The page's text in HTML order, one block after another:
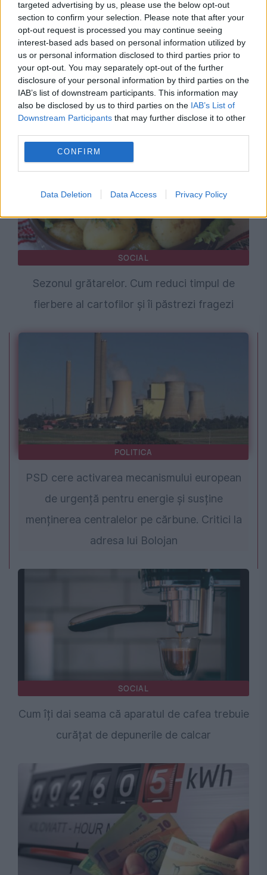
targeted advertising by us, please use the below opt-out
section to confirm your selection. Please note that after your
opt-out request is processed you may continue seeing
interest-based ads based on personal information utilized by
us or personal information disclosed to third parties prior to
your opt-out. You may separately opt-out of the further
disclosure of your personal information by third parties on the
IAB’s list of downstream participants. This information may
also be disclosed by us to third parties on the IAB’s List of
Downstream Participants that may further disclose it to other
CONFIRM
Data Deletion Data Access Privacy Policy
SOCIAL
Harta tarifelor la apă în România. Județele în
care serviciile costă cel mai mult
SOCIAL
Sezonul grătarelor. Cum reduci timpul de
fierbere al cartofilor și îi păstrezi fragezi
POLITICA
PSD cere activarea mecanismului european
de urgență pentru energie și susține
menținerea centralelor pe cărbune. Critici la
adresa lui Bolojan
SOCIAL
Cum îți dai seama că aparatul de cafea trebuie
curățat de depunerile de calcar